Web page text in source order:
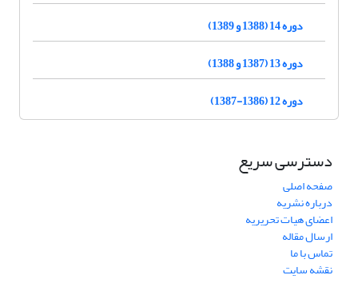
دوره 14 (1388 و 1389)
دوره 13 (1387 و 1388)
دوره 12 (1386-1387)
دسترسی سریع
صفحه اصلی
درباره نشریه
اعضای هیات تحریریه
ارسال مقاله
تماس با ما
نقشه سایت